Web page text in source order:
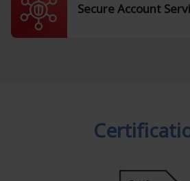
Secure Account